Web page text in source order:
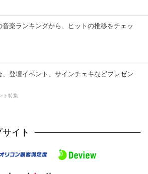
音楽ランキングから、ヒットの推移をチェッ
、登壇イベント、サインチェキなどプレゼン
ト特集
イト